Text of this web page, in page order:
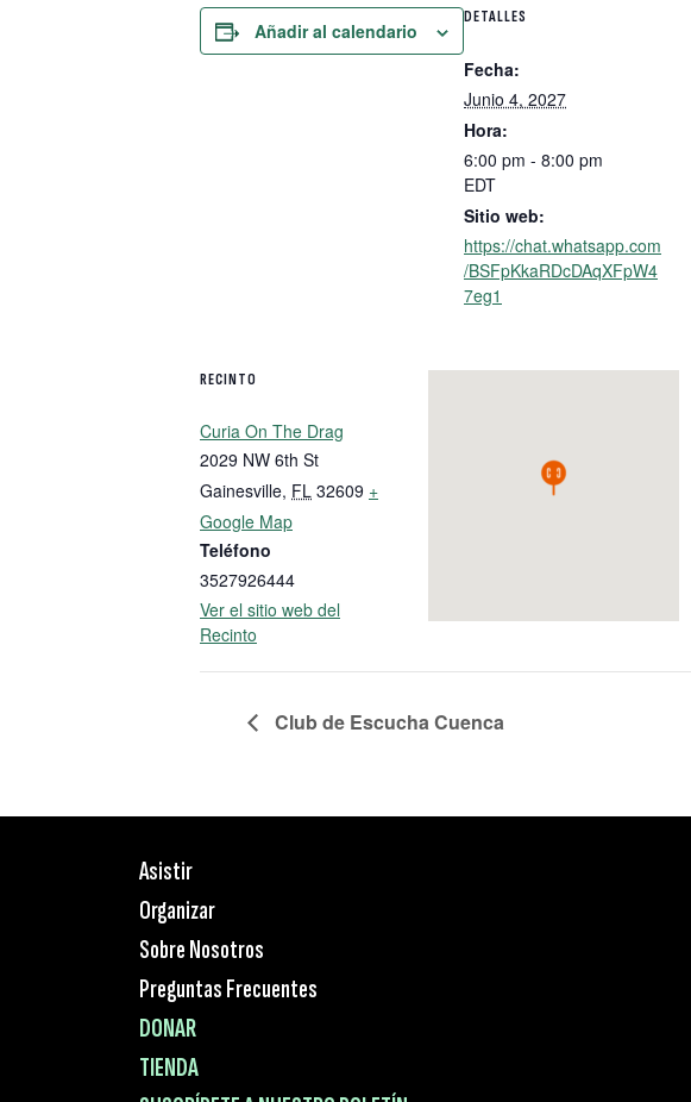
Añadir al calendario
DETALLES
Fecha:
Junio 4, 2027
Hora:
6:00 pm - 8:00 pm
EDT
Sitio web:
https://chat.whatsapp.com
/BSFpKkaRDcDAqXFpW4
7eg1
RECINTO
Curia On The Drag
2029 NW 6th St
Gainesville, FL 32609 +
Google Map
Teléfono
3527926444
Ver el sitio web del
Recinto
Club de Escucha Cuenca
Asistir
Organizar
Sobre Nosotros
Preguntas Frecuentes
DONAR
TIENDA